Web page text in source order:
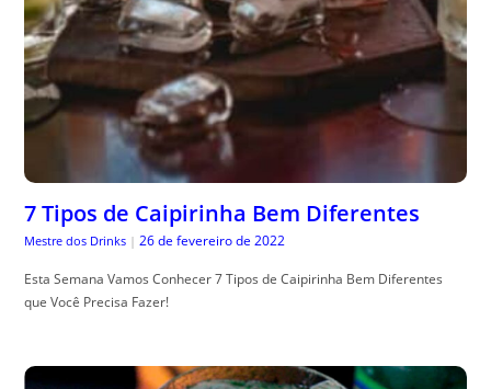
7 Tipos de Caipirinha Bem Diferentes
Mestre dos Drinks | 26 de fevereiro de 2022
Esta Semana Vamos Conhecer 7 Tipos de Caipirinha Bem Diferentes
que Você Precisa Fazer!